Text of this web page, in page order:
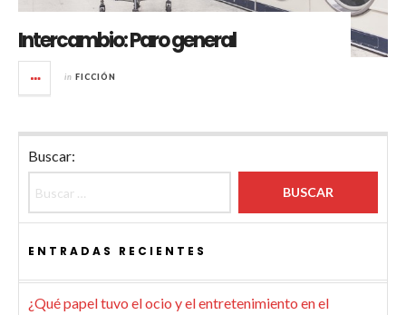
Intercambio: Paro general
in FICCIÓN
Buscar:
ENTRADAS RECIENTES
¿Qué papel tuvo el ocio y el entretenimiento en el